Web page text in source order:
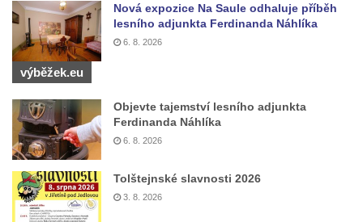
Silniční most u Mnichova Hradiště
Silniční most u Bakova nad Jizerou
Kamenný most přes Rokytku v Kryštofově
Údolí
Železniční most u Noviny
Kamenný most přes Mandavu v Rumburku
Most Sychrov-04 v Radostíně
Železniční most u Sychrova
Železniční most v Zahrádkách
Nová expozice Na Saule odhaluje příběh
lesního adjunkta Ferdinanda Náhlíka
6. 8. 2026
výběžek.eu
Objevte tajemství lesního adjunkta
Ferdinanda Náhlíka
6. 8. 2026
Tolštejnské slavnosti 2026
3. 8. 2026